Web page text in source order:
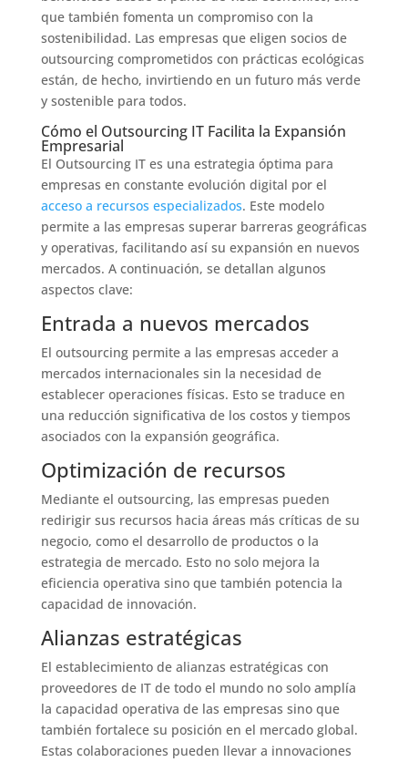
que también fomenta un compromiso con la
sostenibilidad. Las empresas que eligen socios de
outsourcing comprometidos con prácticas ecológicas
están, de hecho, invirtiendo en un futuro más verde
y sostenible para todos.
Cómo el Outsourcing IT Facilita la Expansión
Empresarial
El Outsourcing IT es una estrategia óptima para
empresas en constante evolución digital por el
acceso a recursos especializados. Este modelo
permite a las empresas superar barreras geográficas
y operativas, facilitando así su expansión en nuevos
mercados. A continuación, se detallan algunos
aspectos clave:
Entrada a nuevos mercados
El outsourcing permite a las empresas acceder a
mercados internacionales sin la necesidad de
establecer operaciones físicas. Esto se traduce en
una reducción significativa de los costos y tiempos
asociados con la expansión geográfica.
Optimización de recursos
Mediante el outsourcing, las empresas pueden
redirigir sus recursos hacia áreas más críticas de su
negocio, como el desarrollo de productos o la
estrategia de mercado. Esto no solo mejora la
eficiencia operativa sino que también potencia la
capacidad de innovación.
Alianzas estratégicas
El establecimiento de alianzas estratégicas con
proveedores de IT de todo el mundo no solo amplía
la capacidad operativa de las empresas sino que
también fortalece su posición en el mercado global.
Estas colaboraciones pueden llevar a innovaciones